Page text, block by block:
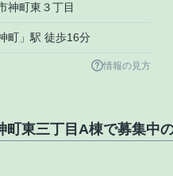
神町東 ３丁目
町 」駅 徒歩16分
情報の見方
町東三丁目A棟で募集中